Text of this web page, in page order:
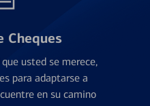
Cheques
usted se merece,
para adaptarse a
en su camino